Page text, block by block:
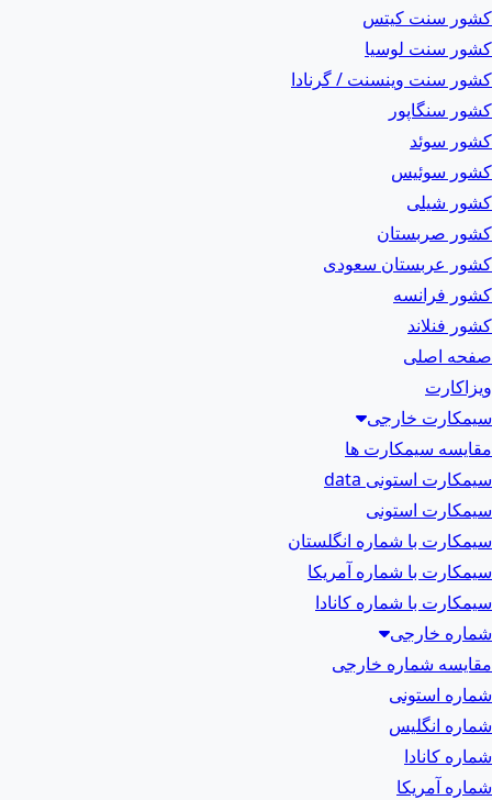
کشور سنت کیتس
کشور سنت لوسیا
کشور سنت وینسنت / گرنادا
کشور سنگاپور
کشور سوئد
کشور سوئیس
کشور شیلی
کشور صربستان
کشور عربستان سعودی
کشور فرانسه
کشور فنلاند
صفحه اصلی
ویزاکارت
سیمکارت خارجی
مقایسه سیمکارت ها
سیمکارت استونی data
سیمکارت استونی
سیمکارت با شماره انگلستان
سیمکارت با شماره آمریکا
سیمکارت با شماره کانادا
شماره خارجی
مقایسه شماره خارجی
شماره استونی
شماره انگلیس
شماره کانادا
شماره آمریکا